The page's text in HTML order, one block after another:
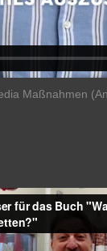
Maßnahmen